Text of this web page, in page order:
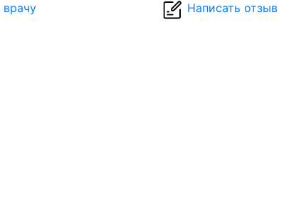
врачу
Написать отзыв